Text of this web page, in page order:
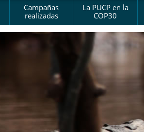
Campañas
realizadas
La PUCP en la
COP30